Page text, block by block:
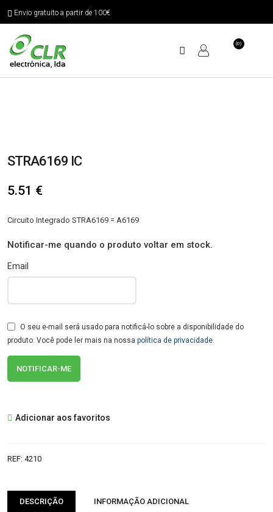
Envio gratuito a partir de 100€
(0)
STRA6169 IC
5.51 €
Circuito Integrado STRA6169 = A6169
Notificar-me quando o produto voltar em stock.
Email
O seu e-mail será usado para notificá-lo sobre a disponibilidade do
produto. Você pode ler mais na nossa política de privacidade.
Adicionar aos favoritos
REF: 4210
DESCRIÇÃO INFORMAÇÃO ADICIONAL